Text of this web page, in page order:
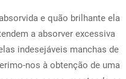
e quão brilhante ela
a absorver excessiva
indesejáveis manchas de
nos à obtenção de uma